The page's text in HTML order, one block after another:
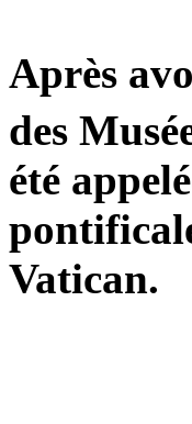
Après
des
été
Vatican.